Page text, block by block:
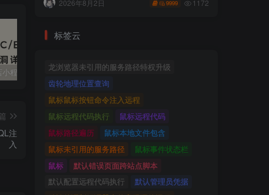
高校人力资源管理系统ReportServer存在敏感信息泄露
注
入
2026年8月2日 9999 1172
标签云
龙浏览器未引用的服务路径特权升级
齿轮地理位置查询
鼠标鼠标按钮命令注入远程
鼠标远程代码执行
鼠标远程代码
鼠标路径遍历
鼠标本地文件包含
鼠标未引用的服务路径
鼠标事件状态栏
鼠标
默认错误页面跨站点脚本
默认配置远程代码执行
默认管理员凭据